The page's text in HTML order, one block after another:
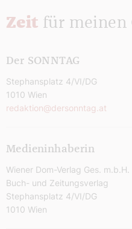
Zeit für meinen
Der SONNTAG
Stephansplatz 4/VI/DG
1010 Wien
redaktion@dersonntag.at
Medieninhaberin
Wiener Dom-Verlag Ges. m.b.H.
Buch- und Zeitungsverlag
Stephansplatz 4/VI/DG
1010 Wien